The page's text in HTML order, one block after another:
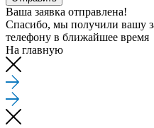
Ваша заявка отправлена!
Спасибо, мы получили вашу
телефону в ближайшее время
На главную